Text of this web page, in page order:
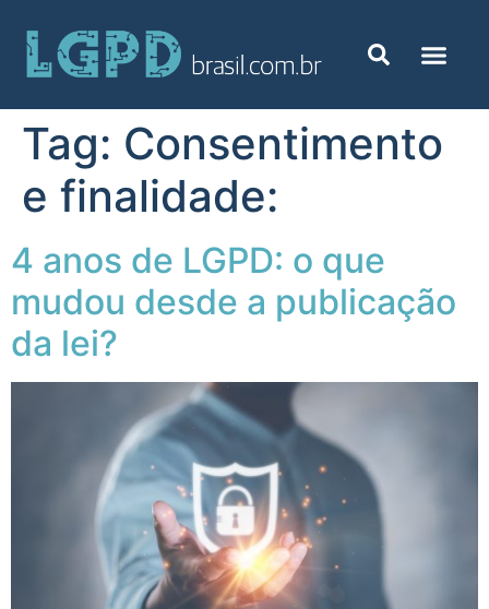
Tag: Consentimento
e finalidade:
4 anos de LGPD: o que
mudou desde a publicação
da lei?